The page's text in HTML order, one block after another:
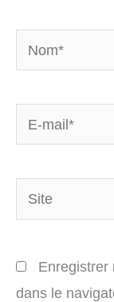
Nom*
E-
mail*
Site
Enregistrer
dans le